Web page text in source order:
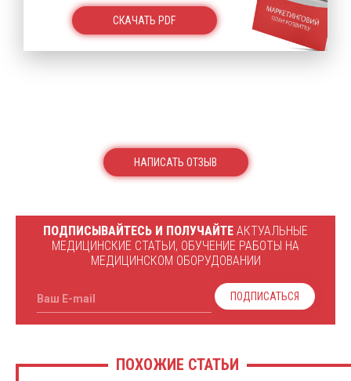
СКАЧАТЬ PDF
НАПИСАТЬ ОТЗЫВ
ПОДПИСЫВАЙТЕСЬ И ПОЛУЧАЙТЕ АКТУАЛЬНЫЕ
МЕДИЦИНСКИЕ СТАТЬИ, ОБУЧЕНИЕ РАБОТЫ НА
МЕДИЦИНСКОМ ОБОРУДОВАНИИ
Ваш E-mail ПОДПИСАТЬСЯ
ПОХОЖИЕ СТАТЬИ